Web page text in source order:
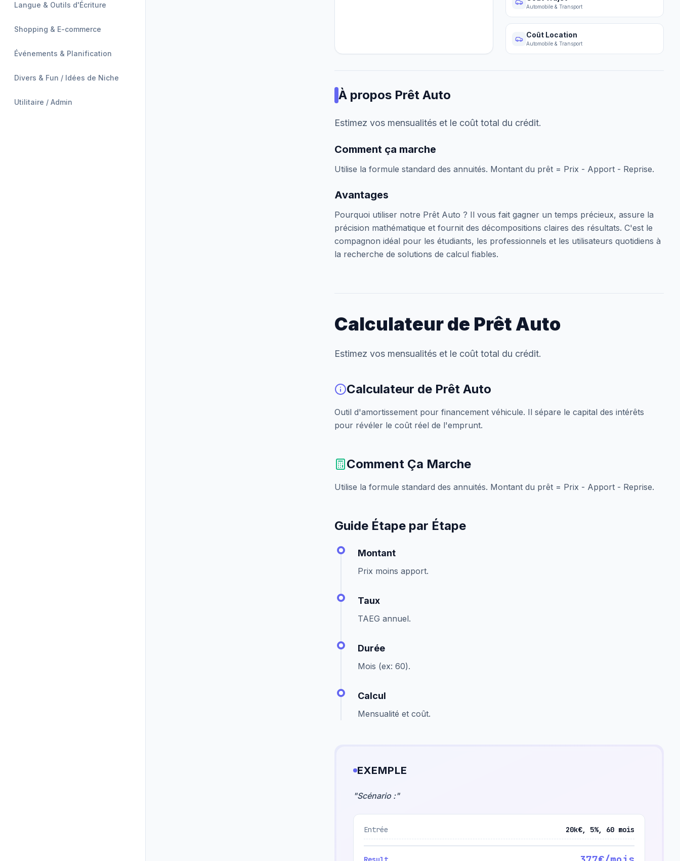
Langue & Outils d'Écriture
Shopping & E-commerce
Événements & Planification
Divers & Fun / Idées de Niche
Utilitaire / Admin
Automobile & Transport
Coût Location
Automobile & Transport
À propos Prêt Auto
Estimez vos mensualités et le coût total du crédit.
Comment ça marche
Utilise la formule standard des annuités. Montant du prêt = Prix - Apport - Reprise.
Avantages
Pourquoi utiliser notre Prêt Auto ? Il vous fait gagner un temps précieux, assure la
précision mathématique et fournit des décompositions claires des résultats. C'est le
compagnon idéal pour les étudiants, les professionnels et les utilisateurs quotidiens à
la recherche de solutions de calcul fiables.
Calculateur de Prêt Auto
Estimez vos mensualités et le coût total du crédit.
Calculateur de Prêt Auto
Outil d'amortissement pour financement véhicule. Il sépare le capital des intérêts
pour révéler le coût réel de l'emprunt.
Comment Ça Marche
Utilise la formule standard des annuités. Montant du prêt = Prix - Apport - Reprise.
Guide Étape par Étape
Montant
Prix moins apport.
Taux
TAEG annuel.
Durée
Mois (ex: 60).
Calcul
Mensualité et coût.
EXEMPLE
"Scénario :"
Entrée 20k€, 5%, 60 mois